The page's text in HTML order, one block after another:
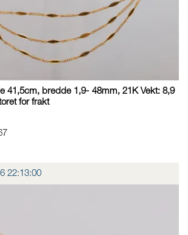
41,5cm, bredde 1,9- 48mm, 21K Vekt: 8,9
for frakt
22:13:00